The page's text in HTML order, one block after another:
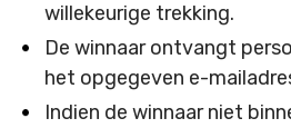
willekeurige trekking.
De winnaar ontvangt
het opgegeven e-
Indien de winnaar niet